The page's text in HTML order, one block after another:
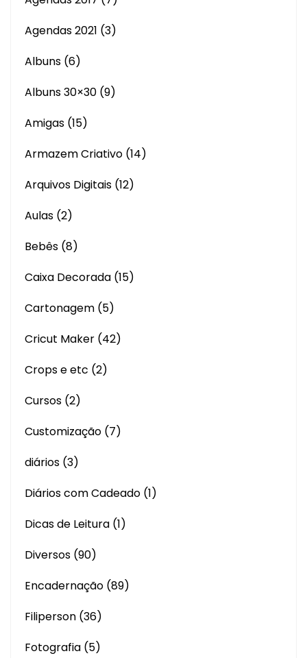
Agendas 2021 (3)
Albuns (6)
Albuns 30×30 (9)
Amigas (15)
Armazem Criativo (14)
Arquivos Digitais (12)
Aulas (2)
Bebês (8)
Caixa Decorada (15)
Cartonagem (5)
Cricut Maker (42)
Crops e etc (2)
Cursos (2)
Customização (7)
diários (3)
Diários com Cadeado (1)
Dicas de Leitura (1)
Diversos (90)
Encadernação (89)
Filiperson (36)
Fotografia (5)